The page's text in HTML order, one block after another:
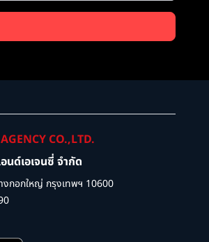
CO.,LTD.
นด์เอเจนซี่ จำกัด
กอกใหญ่ กรุงเทพฯ 10600